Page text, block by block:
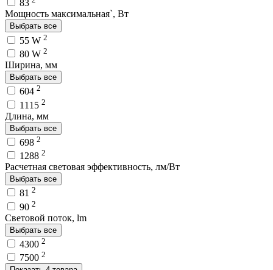
83
Мощность максимальная`, Вт
Выбрать все
55 W 2
80 W 2
Ширина, мм
Выбрать все
604 2
1115 2
Длина, мм
Выбрать все
698 2
1288 2
Расчетная световая эффективность, лм/Вт
Выбрать все
81 2
90 2
Световой поток, lm
Выбрать все
4300 2
7500 2